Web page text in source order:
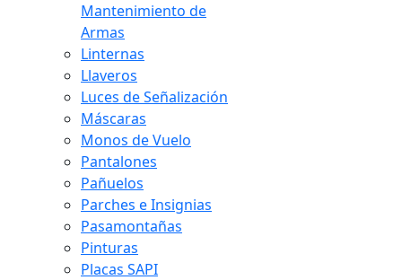
Mantenimiento de
Armas
Linternas
Llaveros
Luces de Señalización
Máscaras
Monos de Vuelo
Pantalones
Pañuelos
Parches e Insignias
Pasamontañas
Pinturas
Placas SAPI